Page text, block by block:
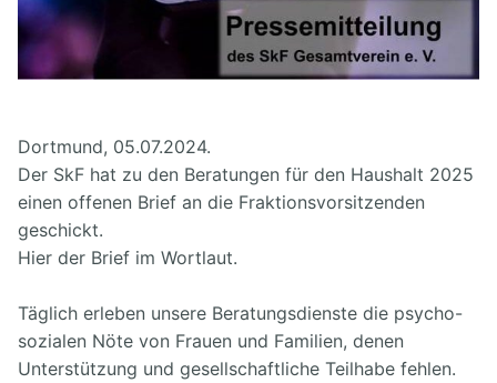
Dortmund, 05.07.2024.
Der SkF hat zu den Beratungen für den Haushalt 2025
einen offenen Brief an die Fraktionsvorsitzenden
geschickt.
Hier der Brief im Wortlaut.
Täglich erleben unsere Beratungsdienste die psycho-
sozialen Nöte von Frauen und Familien, denen
Unterstützung und gesellschaftliche Teilhabe fehlen.